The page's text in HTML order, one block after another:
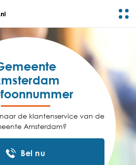
de klantenservice van de
Amsterdam?
Bel nu